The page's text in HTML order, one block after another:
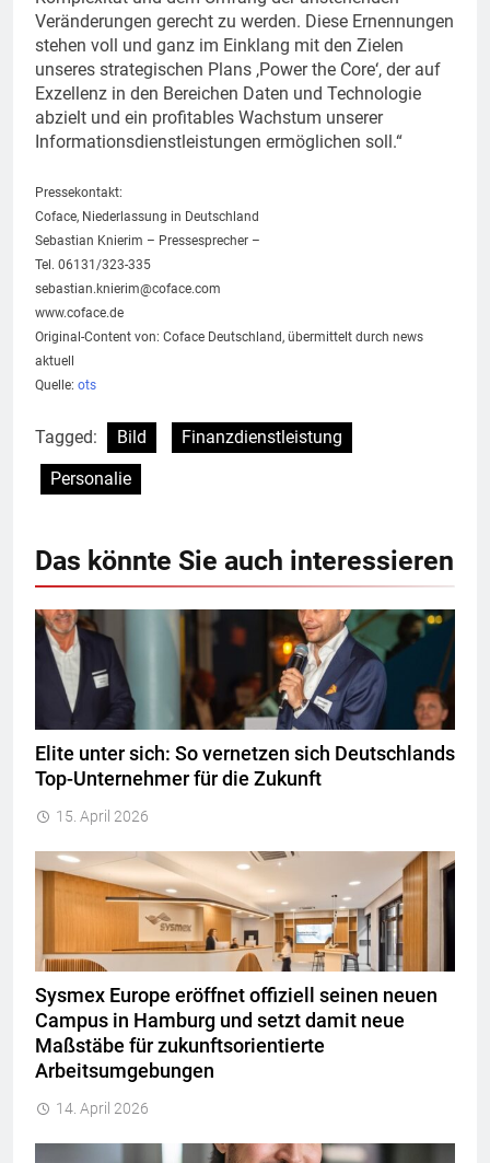
Veränderungen gerecht zu werden. Diese Ernennungen
stehen voll und ganz im Einklang mit den Zielen
unseres strategischen Plans ,Power the Core‘, der auf
Exzellenz in den Bereichen Daten und Technologie
abzielt und ein profitables Wachstum unserer
Informationsdienstleistungen ermöglichen soll.“
Pressekontakt:
Coface, Niederlassung in Deutschland
Sebastian Knierim – Pressesprecher –
Tel. 06131/323-335
sebastian.knierim@coface.com
www.coface.de
Original-Content von: Coface Deutschland, übermittelt durch news
aktuell
Quelle: ots
Tagged: Bild
Finanzdienstleistung
Personalie
Das könnte Sie auch interessieren
Elite unter sich: So vernetzen sich Deutschlands
Top-Unternehmer für die Zukunft
15. April 2026
Sysmex Europe eröffnet offiziell seinen neuen
Campus in Hamburg und setzt damit neue
Maßstäbe für zukunftsorientierte
Arbeitsumgebungen
14. April 2026